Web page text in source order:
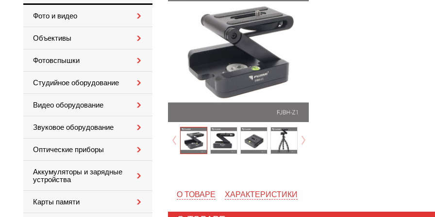
Фото и видео
Объективы
Фотовспышки
Студийное оборудование
Видео оборудование
Звуковое оборудование
Оптические приборы
Аккумуляторы и зарядные
устройства
Карты памяти
О ТОВАРЕ ХАРАКТЕРИСТИКИ